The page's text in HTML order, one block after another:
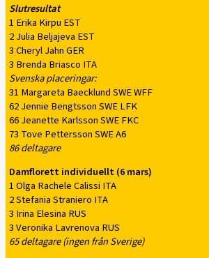
Slutresultat
1 Erika Kirpu EST
2 Julia Beljajeva EST
3 Cheryl Jahn GER
3 Brenda Briasco ITA
Svenska placeringar:
31 Margareta Baecklund SWE WFF
62 Jennie Bengtsson SWE LFK
66 Jeanette Karlsson SWE FKC
73 Tove Pettersson SWE A6
86 deltagare
Damflorett individuellt (6 mars)
1 Olga Rachele Calissi ITA
2 Stefania Straniero ITA
3 Irina Elesina RUS
3 Veronika Lavrenova RUS
65 deltagare (ingen från Sverige)